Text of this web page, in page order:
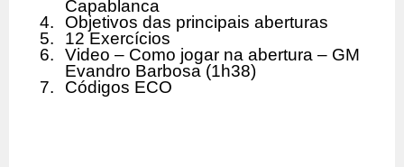
Capablanca
4.
Objetivos das principais aberturas
5.
12 Exercícios
6.
Video – Como jogar na abertura – GM
Evandro Barbosa (1h38)
7.
Códigos ECO